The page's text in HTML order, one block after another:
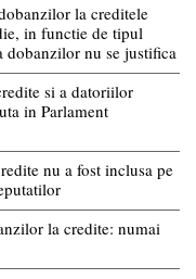
la creditele
in functie de tipul
nu se justifica
si a datoriilor
in Parlament
nu a fost inclusa pe
la credite: numai